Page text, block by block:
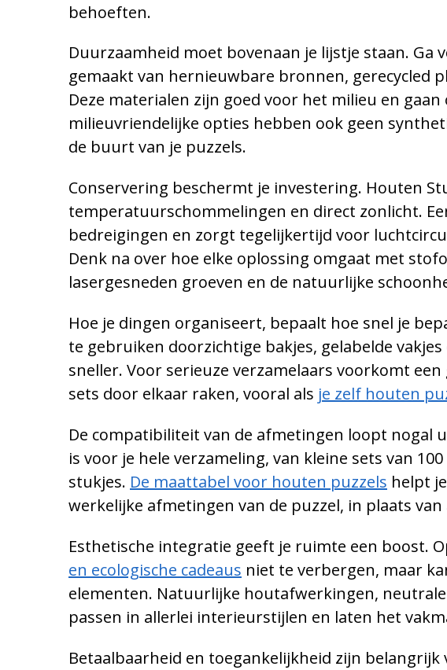
behoeften.
Duurzaamheid moet bovenaan je lijstje staan. Ga
gemaakt van hernieuwbare bronnen, gerecycled
Deze materialen zijn goed voor het milieu en gaan
milieuvriendelijke opties hebben ook geen
de buurt van je puzzels.
Conservering beschermt je investering. Houten
temperatuurschommelingen en direct zonlicht.
bedreigingen en zorgt tegelijkertijd voor
Denk na over hoe elke oplossing omgaat met
lasergesneden groeven en de natuurlijke
Hoe je dingen organiseert, bepaalt hoe snel je
te gebruiken doorzichtige bakjes, gelabelde
sneller. Voor serieuze verzamelaars voorkomt
sets door elkaar raken, vooral als je zelf houten
De compatibiliteit van de afmetingen loopt nogal
is voor je hele verzameling, van kleine sets van
stukjes. De maattabel voor houten puzzels helpt
werkelijke afmetingen van de puzzel, in plaats
Esthetische integratie geeft je ruimte een boost.
en ecologische cadeaus niet te verbergen, maar
elementen. Natuurlijke houtafwerkingen,
passen in allerlei interieurstijlen en laten het
Betaalbaarheid en toegankelijkheid zijn
Vul je e-mail in om